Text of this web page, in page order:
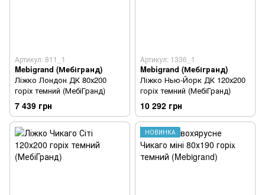
Артикул: 811_1
Mebigrand (Мебігранд)
Ліжко Лондон ДК 80х200
горіх темний (МебіГранд)
7 439 грн
Артикул: 1336_1
Mebigrand (Мебігранд)
Ліжко Нью-Йорк ДК 120х200
горіх темний (МебіГранд)
10 292 грн
НОВИНКА